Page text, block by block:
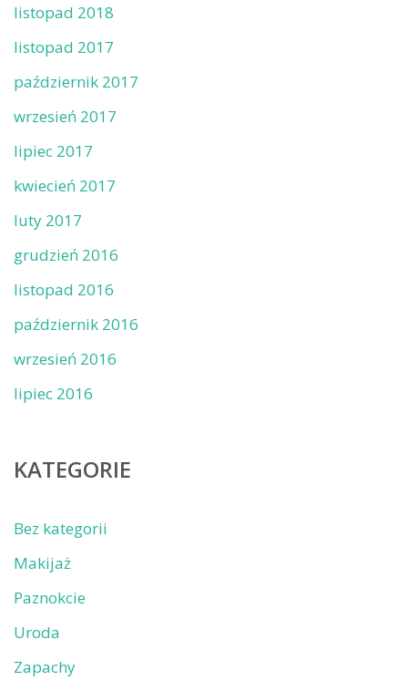
listopad 2018
listopad 2017
październik 2017
wrzesień 2017
lipiec 2017
kwiecień 2017
luty 2017
grudzień 2016
listopad 2016
październik 2016
wrzesień 2016
lipiec 2016
KATEGORIE
Bez kategorii
Makijaż
Paznokcie
Uroda
Zapachy